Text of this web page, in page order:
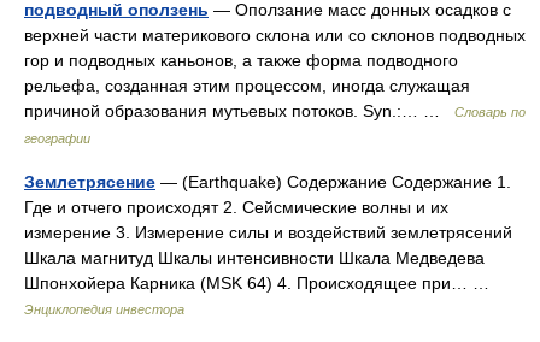
подводный оползень — Оползание масс донных осадков с
верхней части материкового склона или со склонов подводных
гор и подводных каньонов, а также форма подводного
рельефа, созданная этим процессом, иногда служащая
причиной образования мутьевых потоков. Syn.:… …
Словарь по
географии
Землетрясение — (Earthquake) Содержание Содержание 1.
Где и отчего происходят 2. Сейсмические волны и их
измерение 3. Измерение силы и воздействий землетрясений
Шкала магнитуд Шкалы интенсивности Шкала Медведева
Шпонхойера Карника (MSK 64) 4. Происходящее при… …
Энциклопедия инвестора